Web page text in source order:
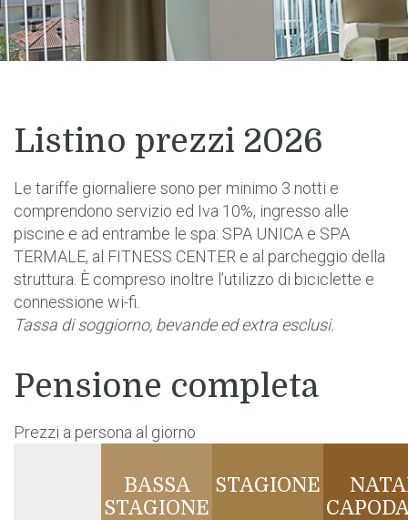
Listino prezzi 2026
Le tariffe giornaliere sono per minimo 3 notti e
comprendono servizio ed Iva 10%, ingresso alle
piscine e ad entrambe le spa: SPA UNICA e SPA
TERMALE, al FITNESS CENTER e al parcheggio della
struttura. È compreso inoltre l’utilizzo di biciclette e
connessione wi-fi.
Tassa di soggiorno, bevande ed extra esclusi.
Pensione completa
Prezzi a persona al giorno
BASSA
STAGIONE
STAGIONE